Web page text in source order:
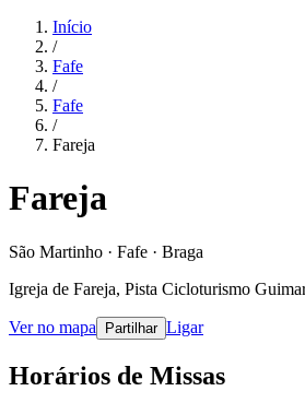
Início
/
Fafe
/
Fafe
/
Fareja
Fareja
São Martinho · Fafe · Braga
Igreja de Fareja, Pista Cicloturismo
Ver no mapa Partilhar Ligar
Horários de Missas